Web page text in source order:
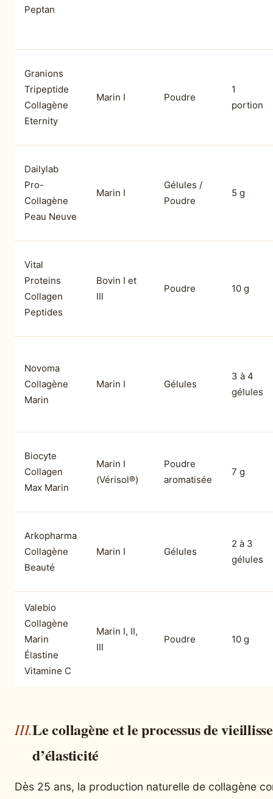
Peptan
Granions
Tripeptide
Collagène
Eternity
Marin I Poudre
1
portion
Dailylab
Pro-
Collagène
Peau Neuve
Marin I
Gélules /
Poudre
5 g
Vital
Proteins
Collagen
Peptides
Bovin I et
III
Poudre 10 g
Novoma
Collagène
Marin
Marin I Gélules
3 à 4
gélules
Biocyte
Collagen
Max Marin
Marin I
(Vérisol®)
Poudre
aromatisée
7 g
Arkopharma
Collagène
Beauté
Marin I Gélules
2 à 3
gélules
Valebio
Collagène
Marin
Élastine
Vitamine C
Marin I, II,
III
Poudre 10 g
Le collagène et le processus de
d’élasticité
Dès 25 ans, la production naturelle de collagène